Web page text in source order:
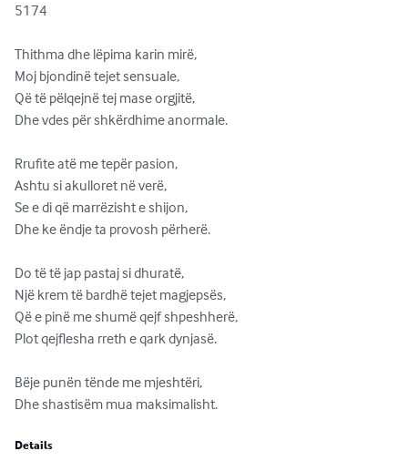
5174
Thithma dhe lëpima karin mirë,
Moj bjondinë tejet sensuale,
Që të pëlqejnë tej mase orgjitë,
Dhe vdes për shkërdhime anormale.
Rrufite atë me tepër pasion,
Ashtu si akulloret në verë,
Se e di që marrëzisht e shijon,
Dhe ke ëndje ta provosh përherë.
Do të të jap pastaj si dhuratë,
Një krem të bardhë tejet magjepsës,
Që e pinë me shumë qejf shpeshherë,
Plot qejflesha rreth e qark dynjasë.
Bëje punën tënde me mjeshtëri,
Dhe shastisëm mua maksimalisht.
Details